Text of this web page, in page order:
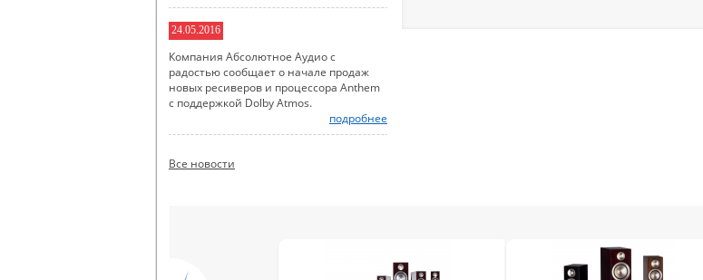
24.05.2016
Компания Абсолютное Аудио с
радостью сообщает о начале продаж
новых ресиверов и процессора Anthem
с поддержкой Dolby Atmos.
подробнее
Все новости